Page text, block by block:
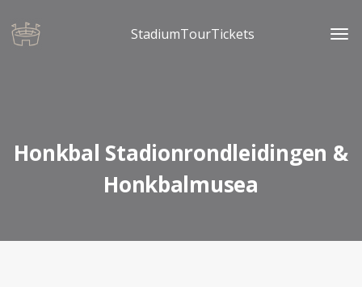
StadiumTourTickets
Honkbal Stadionrondleidingen &
Honkbalmusea